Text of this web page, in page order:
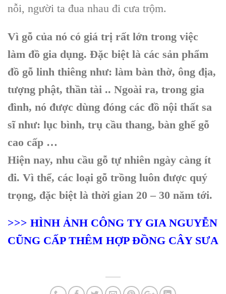
nỗi, người ta đua nhau đi cưa trộm.
Vì gỗ của nó có giá trị rất lớn trong việc
làm đồ gia dụng. Đặc biệt là các sản phẩm
đồ gỗ linh thiêng như: làm bàn thờ, ông địa,
tượng phật, thần tài .. Ngoài ra, trong gia
đình, nó được dùng đóng các đồ nội thất sa
sĩ như: lục bình, trụ cầu thang, bàn ghế gỗ
cao cấp …
Hiện nay, nhu cầu gỗ tự nhiên ngày càng ít
đi. Vì thể, các loại gỗ trồng luôn được quý
trọng, đặc biệt là thời gian 20 – 30 năm tới.
>>> HÌNH ẢNH CÔNG TY GIA NGUYỄN
CŨNG CẤP THÊM HỢP ĐỒNG CÂY SƯA